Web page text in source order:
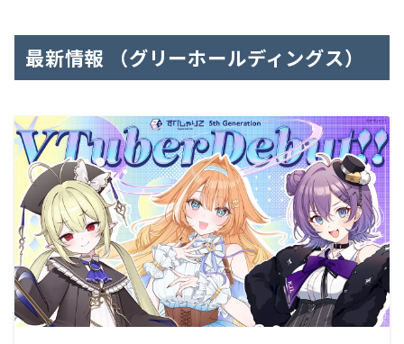
最新情報 （グリーホールディングス）